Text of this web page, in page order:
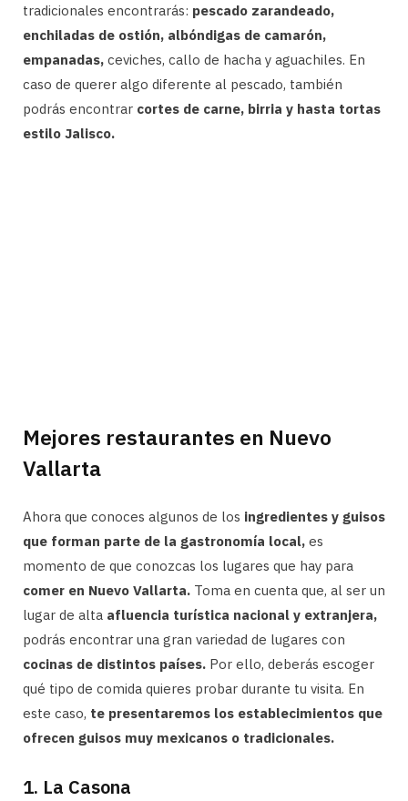
tradicionales encontrarás: pescado zarandeado,
enchiladas de ostión, albóndigas de camarón,
empanadas, ceviches, callo de hacha y aguachiles. En
caso de querer algo diferente al pescado, también
podrás encontrar cortes de carne, birria y hasta tortas
estilo Jalisco.
Mejores restaurantes en Nuevo
Vallarta
Ahora que conoces algunos de los ingredientes y guisos
que forman parte de la gastronomía local, es
momento de que conozcas los lugares que hay para
comer en Nuevo Vallarta. Toma en cuenta que, al ser un
lugar de alta afluencia turística nacional y extranjera,
podrás encontrar una gran variedad de lugares con
cocinas de distintos países. Por ello, deberás escoger
qué tipo de comida quieres probar durante tu visita. En
este caso, te presentaremos los establecimientos que
ofrecen guisos muy mexicanos o tradicionales.
1. La Casona